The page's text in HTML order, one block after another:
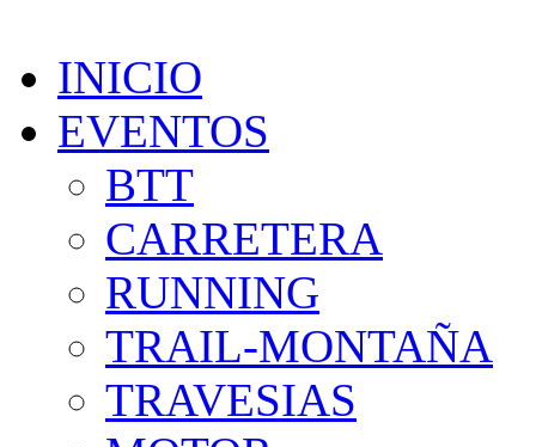
INICIO
EVENTOS
BTT
CARRETERA
RUNNING
TRAIL-MONTAÑA
TRAVESIAS